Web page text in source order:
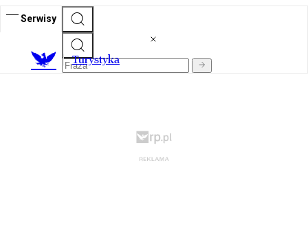
Serwisy
Turystyka